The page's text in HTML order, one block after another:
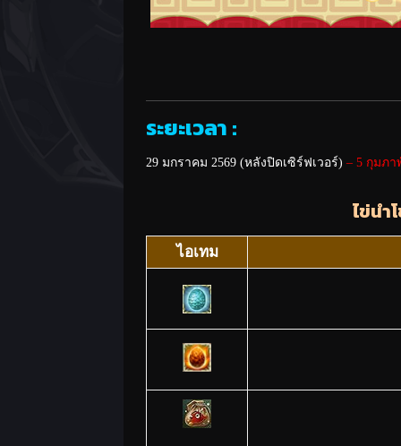
ระยะเวลา :
29 มกราคม 2569 (หลังปิดเซิร์ฟเวอร์) – 5 กุมภา
ไข่นำ
ไอเทม